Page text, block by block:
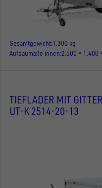
Gesamtgewicht 1.300 kg
Aufbaumaße innen 2.500 × 1.400
TIEFLADER MIT
UT-K 2514-20-13